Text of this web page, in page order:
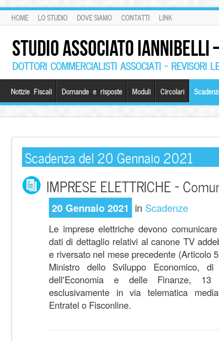
HOME LO STUDIO DOVE SIAMO CONTATTI LINK
STUDIO ASSOCIATO
DOTTORI COMMERCIALISTI ASSOCIATI – REVISORI
Notizie Fiscali Domande e risposte Moduli Circolari
Scadenza del 20 Gennaio 2021
IMPRESE ELETTRICHE –
20 Gennaio 2021 in Scadenze
Le imprese elettriche devono
dati di dettaglio relativi al canone TV
e riversato nel mese precedente (Articolo
Ministro dello Sviluppo Economico,
dell'Economia e delle Finanze,
esclusivamente in via telematica
Entratel o Fisconline.